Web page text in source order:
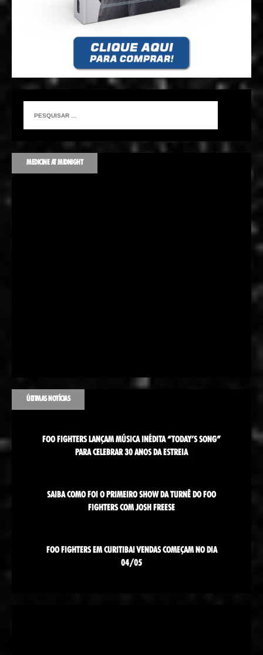
MEDICINE AT MIDNIGHT
ÚLTIMAS NOTÍCIAS
FOO FIGHTERS LANÇAM MÚSICA INÉDITA “TODAY’S SONG”
PARA CELEBRAR 30 ANOS DA ESTREIA
SAIBA COMO FOI O PRIMEIRO SHOW DA TURNÊ DO FOO
FIGHTERS COM JOSH FREESE
FOO FIGHTERS EM CURITIBA! VENDAS COMEÇAM NO DIA
04/05